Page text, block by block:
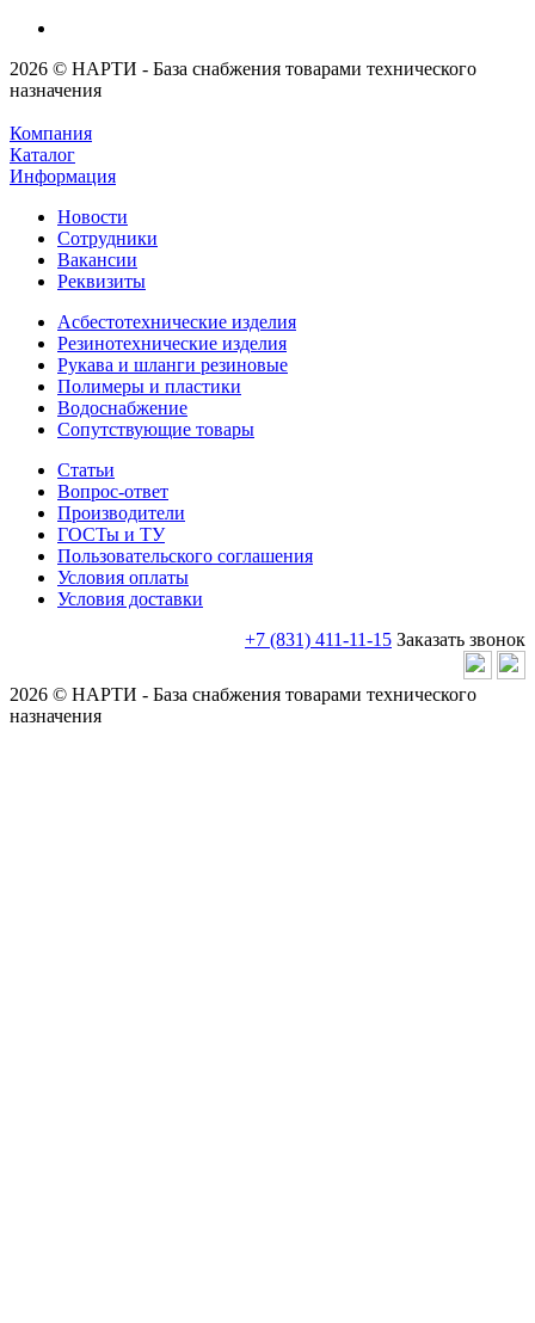
2026 © НАРТИ - База снабжения товарами технического
назначения
Компания
Каталог
Информация
Новости
Сотрудники
Вакансии
Реквизиты
Асбестотехнические изделия
Резинотехнические изделия
Рукава и шланги резиновые
Полимеры и пластики
Водоснабжение
Сопутствующие товары
Статьи
Вопрос-ответ
Производители
ГОСТы и ТУ
Пользовательского соглашения
Условия оплаты
Условия доставки
+7 (831) 411-11-15 Заказать звонок
2026 © НАРТИ - База снабжения товарами технического
назначения